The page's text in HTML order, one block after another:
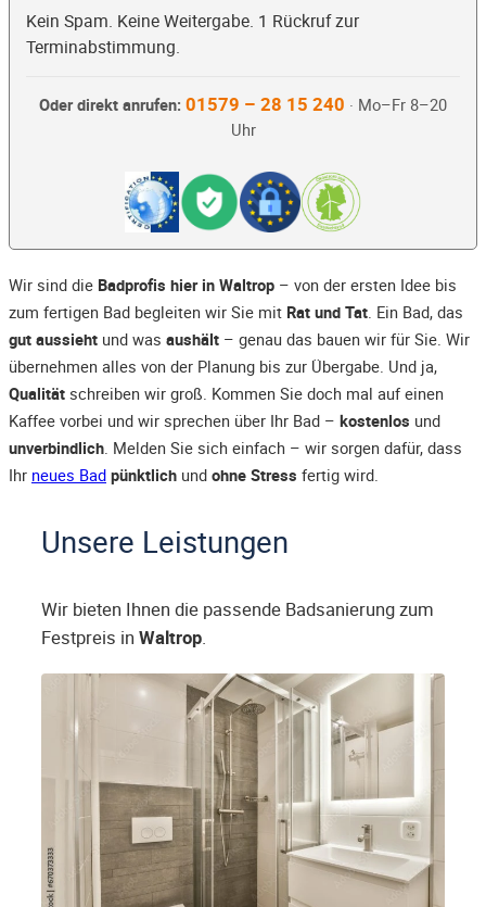
Kein Spam. Keine Weitergabe. 1 Rückruf zur
Terminabstimmung.
Oder direkt anrufen: 01579 – 28 15 240 · Mo–Fr 8–20
Uhr
Wir sind die Badprofis hier in Waltrop – von der ersten Idee bis
zum fertigen Bad begleiten wir Sie mit Rat und Tat. Ein Bad, das
gut aussieht und was aushält – genau das bauen wir für Sie. Wir
übernehmen alles von der Planung bis zur Übergabe. Und ja,
Qualität schreiben wir groß. Kommen Sie doch mal auf einen
Kaffee vorbei und wir sprechen über Ihr Bad – kostenlos und
unverbindlich. Melden Sie sich einfach – wir sorgen dafür, dass
Ihr neues Bad pünktlich und ohne Stress fertig wird.
Unsere Leistungen
Wir bieten Ihnen die passende Badsanierung zum
Festpreis in Waltrop.